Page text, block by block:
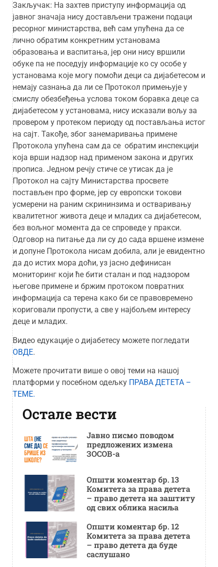
Закључак: На захтев приступу информација од
јавног значаја нису достављени тражени подаци
ресорног министарства, већ сам упућена да се
лично обратим конкретним установама
образовања и васпитања, јер они нису вршили
обуке па не поседују информације ко су особе у
установама које могу помоћи деци са дијабетесом и
немају сазнања да ли се Протокол примењује у
смислу обезбеђења услова током боравка деце са
дијабетесом у установама, нису исказали вољу за
провером у протеком периоду од постављања истог
на сајт. Такође, због занемаривања примене
Протокола упућена сам да се обратим инспекцији
која врши надзор над применом закона и других
прописа. Једном речју стиче се утисак да је
Протокол на сајту Министарства просвете
постављен про форме, јер су европски токови
усмерени на раним скрининзима и остваривању
квалитетног живота деце и младих са дијабетесом,
без вољног момента да се спроведе у пракси.
Одговор на питање да ли су до сада вршене измене
и допуне Протокола нисам добила, али је евидентно
да до истих мора доћи, уз јасно дефинисан
мониторинг који ће бити сталан и под надзором
његове примене и бржим протоком повратних
информација са терена како би се правовремено
кориговали пропусти, а све у најбољем интересу
деце и младих.
Видео едукације о дијабетесу можете погледати
ОВДЕ.
Можете прочитати више о овој теми на нашој
платформи у посебном одељку ПРАВА ДЕТЕТА –
ТЕМЕ.
Остале вести
Јавно писмо поводом
предложених измена
ЗОСОВ-а
Општи коментар бр. 13
Комитета за права детета
– право детета на заштиту
од свих облика насиља
Општи коментар бр. 12
Комитета за права детета
– право детета да буде
саслушано